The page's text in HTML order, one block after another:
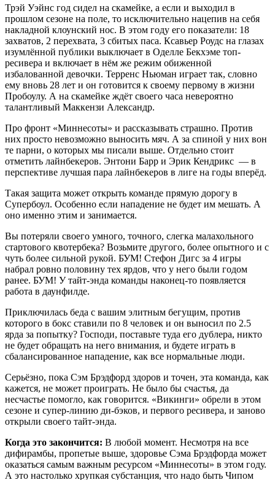
Трэй Уэйнс год сидел на скамейке, а если и выходил в
прошлом сезоне на поле, то исключительно нацепив на себя
накладной клоунский нос. В этом году его показатели: 18
захватов, 2 перехвата, 3 сбитых паса. Ксавьер Роудс на глазах
изумлённой публики выключает в Оделле Бекхэме топ-
ресивера и включает в нём же режим обиженной
избалованной девочки. Терренс Ньюман играет так, словно
ему вновь 28 лет и он готовится к своему первому в жизни
Пробоулу. А на скамейке ждёт своего часа невероятно
талантливый Маккензи Александр.
Про фронт «Миннесоты» и рассказывать страшно. Против
них просто невозможно выносить мяч. А за спиной у них вон
те парни, о которых мы писали выше. Отдельно стоит
отметить лайнбекеров. Энтони Барр и Эрик Кендрикс — в
перспективе лучшая пара лайнбекеров в лиге на годы вперёд.
Такая защита может открыть команде прямую дорогу в
Супербоул. Особенно если нападение не будет им мешать. А
оно именно этим и занимается.
Вы потеряли своего умного, точного, слегка малахольного
стартового квотербека? Возьмите другого, более опытного и с
чуть более сильной рукой. БУМ! Стефон Дигс за 4 игры
набрал ровно половину тех ярдов, что у него были годом
ранее. БУМ! У тайт-энда команды наконец-то появляется
работа в даунфилде.
Приключилась беда с вашим элитным бегущим, против
которого в бокс ставили по 8 человек и он выносил по 2.5
ярда за попытку? Господи, поставьте туда его дублера, никто
не будет обращать на него внимания, и будете играть в
сбалансированное нападение, как все нормальные люди.
Серьёзно, пока Сэм Брэдфорд здоров и точен, эта команда, как
кажется, не может проиграть. Не было бы счастья, да
несчастье помогло, как говорится. «Викинги» обрели в этом
сезоне и супер-линию ди-бэков, и первого ресивера, и заново
открыли своего тайт-энда.
Когда это закончится: В любой момент. Несмотря на все
дифирамбы, пропетые выше, здоровье Сэма Брэдфорда может
оказаться самым важным ресурсом «Миннесоты» в этом году.
А это настолько хрупкая субстанция, что надо быть Чипом